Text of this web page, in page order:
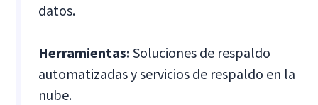
datos.
Herramientas:Soluciones de respaldo
automatizadas y servicios de respaldo en la
nube.